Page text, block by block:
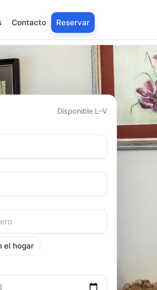
Contacto Reservar
Disponible L–V
el hogar